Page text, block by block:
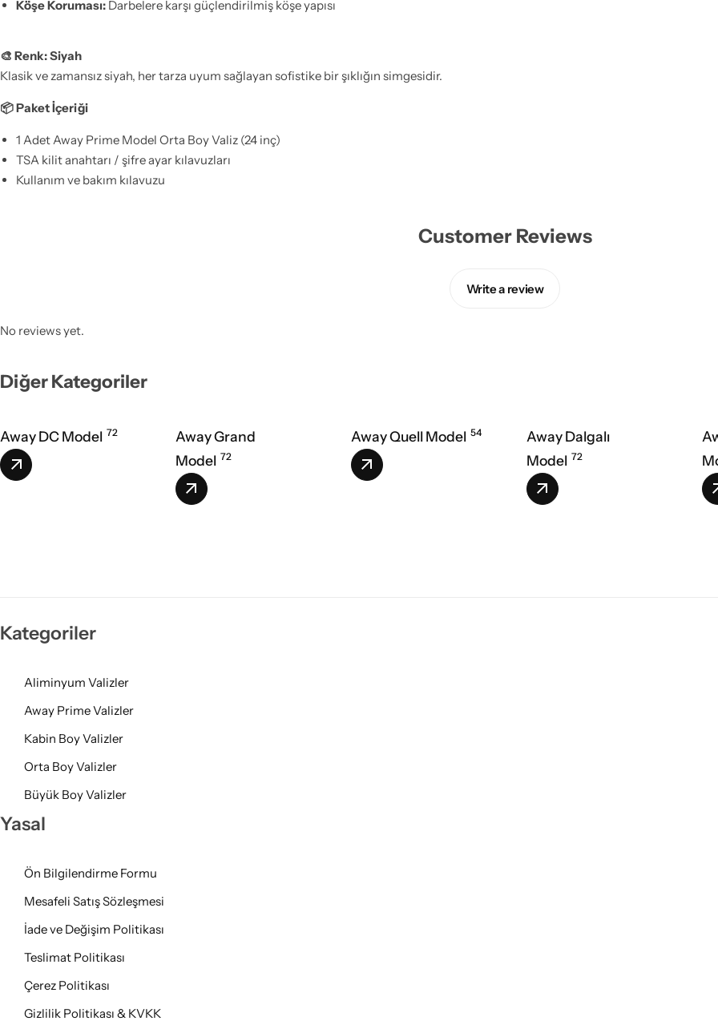
Köşe Koruması:Darbelere karşı güçlendirilmiş köşe yapısı
🎨 Renk: Siyah
Klasik ve zamansız siyah, her tarza uyum sağlayan sofistike bir şıklığın simgesidir.
📦 Paket İçeriği
1 Adet Away Prime Model Orta Boy Valiz (24 inç)
TSA kilit anahtarı / şifre ayar kılavuzları
Kullanım ve bakım kılavuzu
Customer Reviews
Write a review
No reviews yet.
Diğer Kategoriler
Away DC Model 72
Away Grand
Model 72
Away Quell Model 54
Away Dalgalı
Model 72
Kategoriler
Aliminyum Valizler
Away Prime Valizler
Kabin Boy Valizler
Orta Boy Valizler
Büyük Boy Valizler
Yasal
Ön Bilgilendirme Formu
Mesafeli Satış Sözleşmesi
İade ve Değişim Politikası
Teslimat Politikası
Çerez Politikası
Gizlilik Politikası & KVKK